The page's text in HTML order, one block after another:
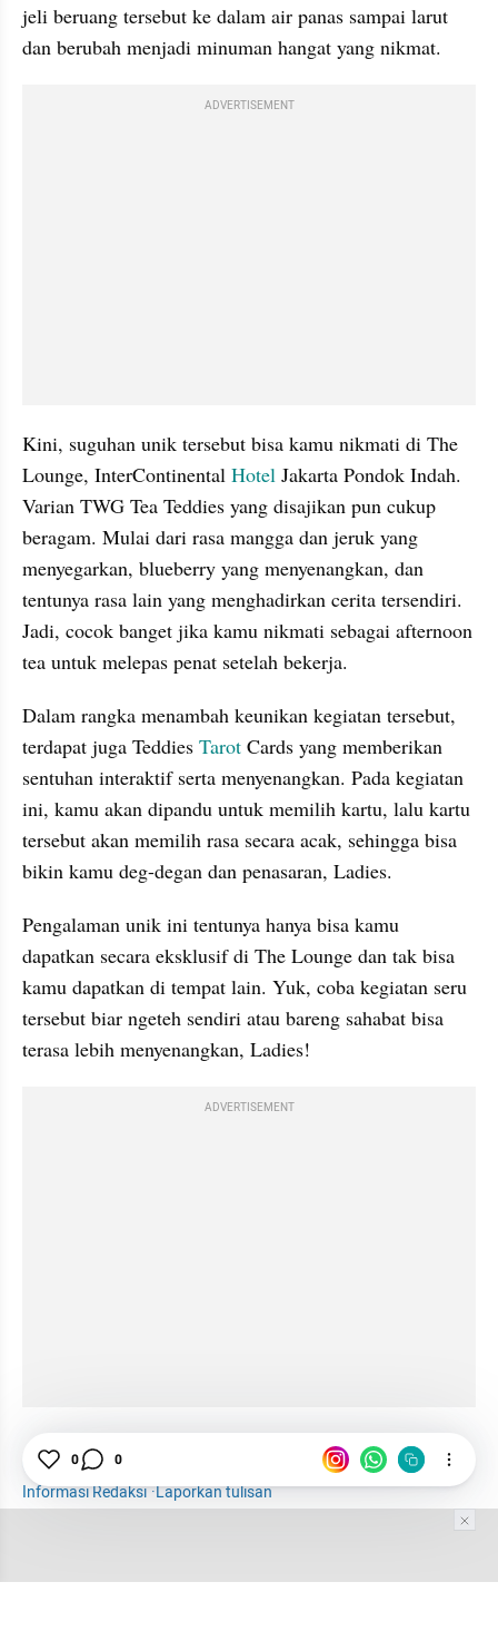
jeli beruang tersebut ke dalam air panas sampai larut
dan berubah menjadi minuman hangat yang nikmat.
ADVERTISEMENT
Kini, suguhan unik tersebut bisa kamu nikmati di The
Lounge, InterContinental Hotel Jakarta Pondok Indah.
Varian TWG Tea Teddies yang disajikan pun cukup
beragam. Mulai dari rasa mangga dan jeruk yang
menyegarkan, blueberry yang menyenangkan, dan
tentunya rasa lain yang menghadirkan cerita tersendiri.
Jadi, cocok banget jika kamu nikmati sebagai afternoon
tea untuk melepas penat setelah bekerja.
Dalam rangka menambah keunikan kegiatan tersebut,
terdapat juga Teddies Tarot Cards yang memberikan
sentuhan interaktif serta menyenangkan. Pada kegiatan
ini, kamu akan dipandu untuk memilih kartu, lalu kartu
tersebut akan memilih rasa secara acak, sehingga bisa
bikin kamu deg-degan dan penasaran, Ladies.
Pengalaman unik ini tentunya hanya bisa kamu
dapatkan secara eksklusif di The Lounge dan tak bisa
kamu dapatkan di tempat lain. Yuk, coba kegiatan seru
tersebut biar ngeteh sendiri atau bareng sahabat bisa
terasa lebih menyenangkan, Ladies!
ADVERTISEMENT
Afternoon Tea Buah
Tarot
Informasi Redaksi·Laporkan tulisan
0 0